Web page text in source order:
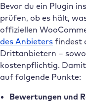
Bevor du ein Plugin
prüfen, ob es hält,
offiziellen
des Anbieters findest
Drittanbietern –
kostenpflichtig.
auf folgende Punkte:
Bewertungen und